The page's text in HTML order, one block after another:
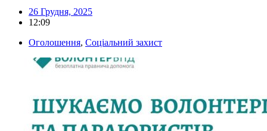
26 Грудня, 2025
12:09
Оголошення, Соціальний захист